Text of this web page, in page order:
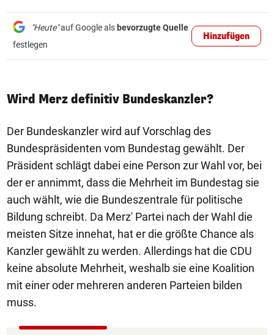
"Heute"auf Google als bevorzugte Quelle
festlegen
Hinzufügen
Wird Merz definitiv Bundeskanzler?
Der Bundeskanzler wird auf Vorschlag des
Bundespräsidenten vom Bundestag gewählt. Der
Präsident schlägt dabei eine Person zur Wahl vor, bei
der er annimmt, dass die Mehrheit im Bundestag sie
auch wählt, wie die Bundeszentrale für politische
Bildung schreibt. Da Merz' Partei nach der Wahl die
meisten Sitze innehat, hat er die größte Chance als
Kanzler gewählt zu werden. Allerdings hat die CDU
keine absolute Mehrheit, weshalb sie eine Koalition
mit einer oder mehreren anderen Parteien bilden
muss.